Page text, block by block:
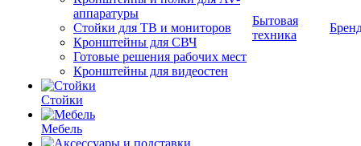
аппаратуры
Стойки для ТВ и мониторов
Кронштейны для СВЧ
Готовые решения рабочих мест
Кронштейны для видеостен
Стойки
Мебель
Бытовая
техника